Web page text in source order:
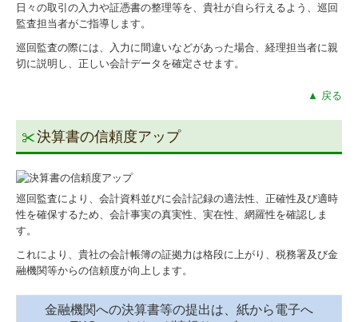
日々の取引の入力や証憑書の整理等を、貴社が自ら行えるよう、巡回
監査担当者がご指導します。
巡回監査の際には、入力に間違いなどがあった場合、経理担当者に親
切に説明し、正しい会計データを確定させます。
▲ 戻る
決算書の信頼度アップ
巡回監査により、会計資料並びに会計記録の適法性、正確性及び適時
性を確保するため、会計事実の真実性、実在性、網羅性を確認しま
す。
これにより、貴社の会計帳簿の証拠力は格段に上がり、税務署及び金
融機関等からの信頼度が向上します。
金融機関への決算書等の提出は、紙から電子へ